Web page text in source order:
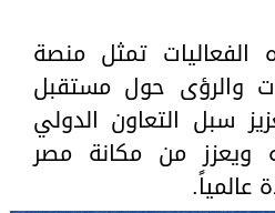
تمثل منصة
والرؤى حول مستقبل
سبل التعاون الدولي
ويعزز من مكانة مصر
عالمياً.